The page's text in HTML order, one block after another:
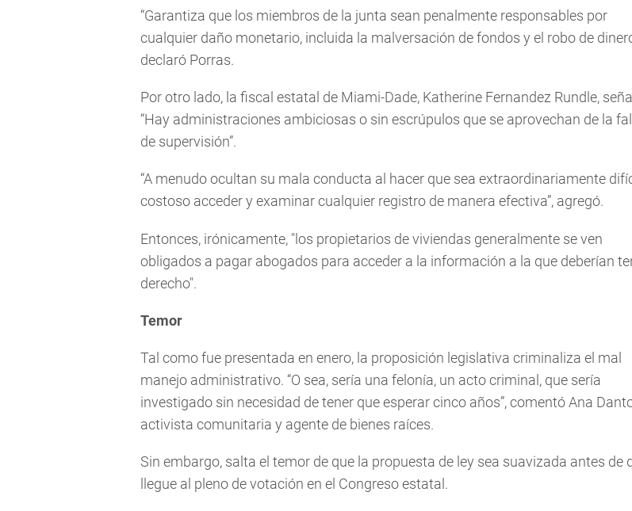
“Garantiza que los miembros de la junta sean penalmente responsables por
cualquier daño monetario, incluida la malversación de fondos y el robo de
declaró Porras.
Por otro lado, la fiscal estatal de Miami-Dade, Katherine Fernandez Rundle,
“Hay administraciones ambiciosas o sin escrúpulos que se aprovechan de la
de supervisión”.
“A menudo ocultan su mala conducta al hacer que sea extraordinariamente
costoso acceder y examinar cualquier registro de manera efectiva”, agregó.
Entonces, irónicamente, "los propietarios de viviendas generalmente se ven
obligados a pagar abogados para acceder a la información a la que deberían
derecho".
Temor
Tal como fue presentada en enero, la proposición legislativa criminaliza el mal
manejo administrativo. “O sea, sería una felonía, un acto criminal, que sería
investigado sin necesidad de tener que esperar cinco años”, comentó Ana
activista comunitaria y agente de bienes raíces.
Sin embargo, salta el temor de que la propuesta de ley sea suavizada antes de
llegue al pleno de votación en el Congreso estatal.